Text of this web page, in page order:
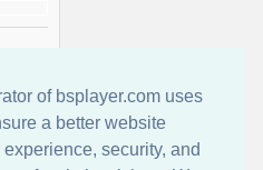
of bsplayer.com uses
a better website
security, and